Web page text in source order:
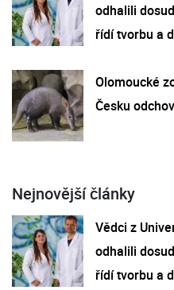
odhalili
řídí tvorbu a
Olomoucké
Česku
Nejnovější články
Vědci z
odhalili
řídí tvorbu a